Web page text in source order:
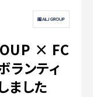
× FC
ランティ
ました